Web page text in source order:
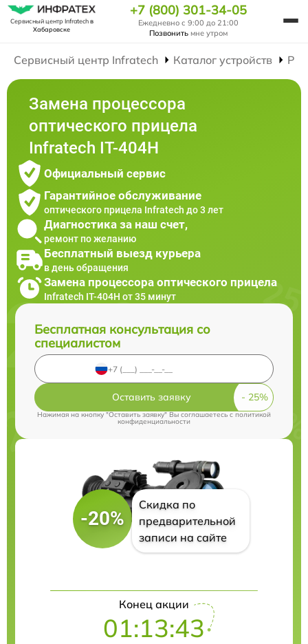
Сервисный центр Infratechв
Хабаровске
+7 (800) 301-34-05
Ежедневно с 9:00 до 21:00
Позвонить мне утром
Сервисный центр Infratech Каталог устройств
Замена процессора
оптического прицела
Infratech IT-404H
Официальный сервис
Гарантийное обслуживание
оптического прицела Infratech до 3 лет
Диагностика за наш счет,
ремонт по желанию
Бесплатный выезд курьера
в день обращения
Замена процессора оптического прицела
Infratech IT-404H от 35 минут
Бесплатная консультация со
специалистом
Оставить заявку
Нажимая на кнопку "Оставить заявку" Вы соглашаетесь cполитикой
конфиденциальности
-20%
Скидка по
предварительной
записи на сайте
Конец акции
01:13:42